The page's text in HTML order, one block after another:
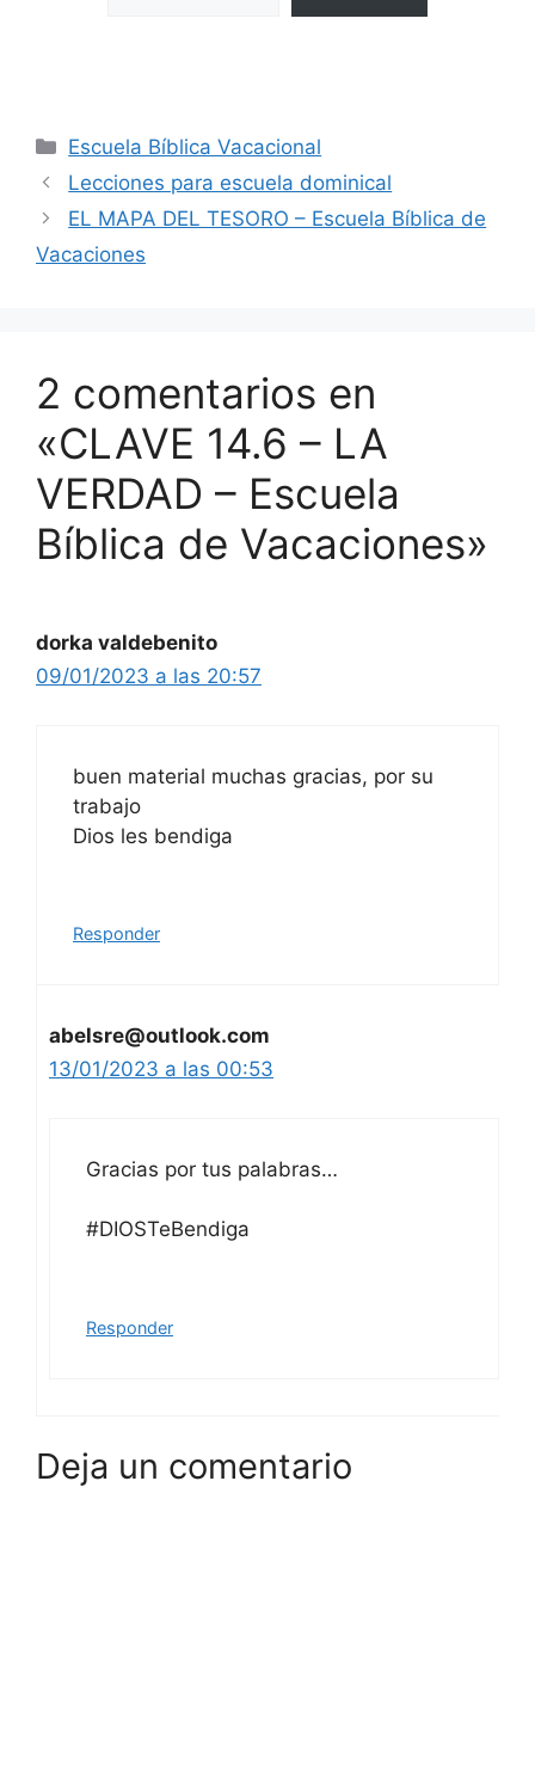
Escuela Bíblica Vacacional
Lecciones para escuela dominical
EL MAPA DEL TESORO – Escuela Bíblica de
Vacaciones
2 comentarios en
«CLAVE 14.6 – LA
VERDAD – Escuela
Bíblica de Vacaciones»
dorka valdebenito
09/01/2023 a las 20:57
buen material muchas gracias, por su
trabajo
Dios les bendiga
Responder
abelsre@outlook.com
13/01/2023 a las 00:53
Gracias por tus palabras…
#DIOSTeBendiga
Responder
Deja un comentario